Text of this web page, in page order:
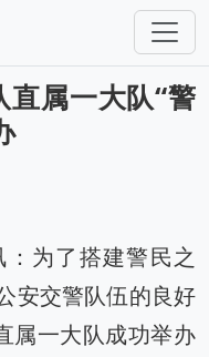
属一大队“警
：为了搭建警民之
安交警队伍的良好
属一大队成功举办